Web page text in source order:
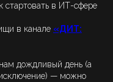
стартовать в ИТ-сфере
в канале «ДИТ:
дождливый день (а
— можно